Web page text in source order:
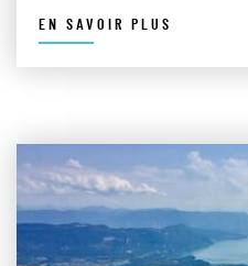
EN SAVOIR PLUS